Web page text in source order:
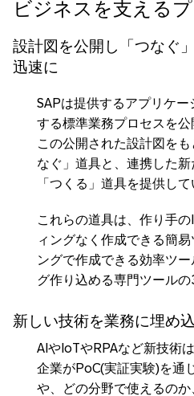
ビジネスを支える
設計図を公開し「つなぐ
迅速に
SAPは提供するアプリケ
する標準業務プロセスを公
この公開された設計図を
なぐ」道具と、連携した
「つくる」道具を提供して
これらの道具は、作り手
ィングなく作成できる簡
ングで作成できる効率ツ
グ作り込める専門ツールの
新しい技術を業務に埋め
AIやIoTやRPAなど新技術
企業がPoC(実証実験)を通
や、どの分野で使えるのか